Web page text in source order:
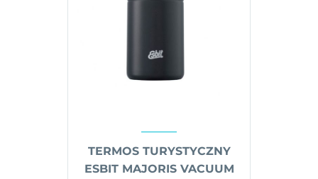
TERMOS TURYSTYCZNY
ESBIT MAJORIS VACUUM